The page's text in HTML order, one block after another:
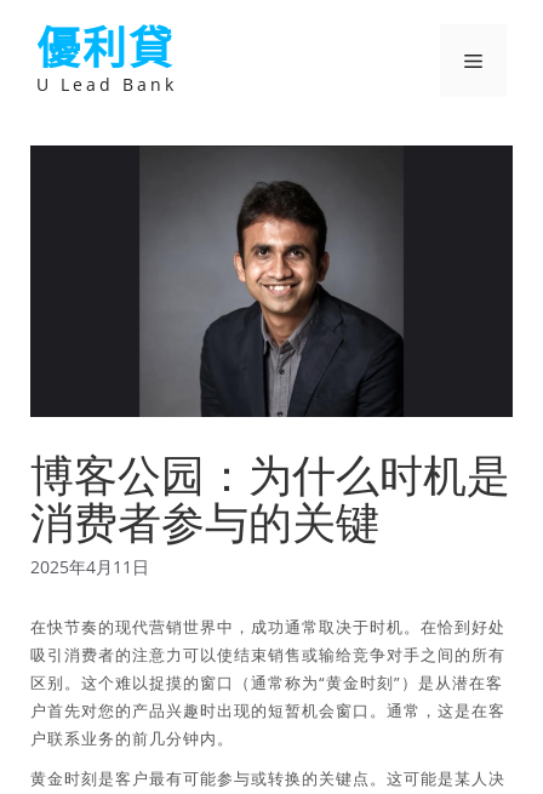
優利貸
U Lead Bank
選
博客公园：为什么时机是
消费者参与的关键
2025年4月11日
在快节奏的现代营销世界中，成功通常取决于时机。在恰到好处
吸引消费者的注意力可以使结束销售或输给竞争对手之间的所有
区别。这个难以捉摸的窗口（通常称为“黄金时刻”）是从潜在客
户首先对您的产品兴趣时出现的短暂机会窗口。通常，这是在客
户联系业务的前几分钟内。
黄金时刻是客户最有可能参与或转换的关键点。这可能是某人决